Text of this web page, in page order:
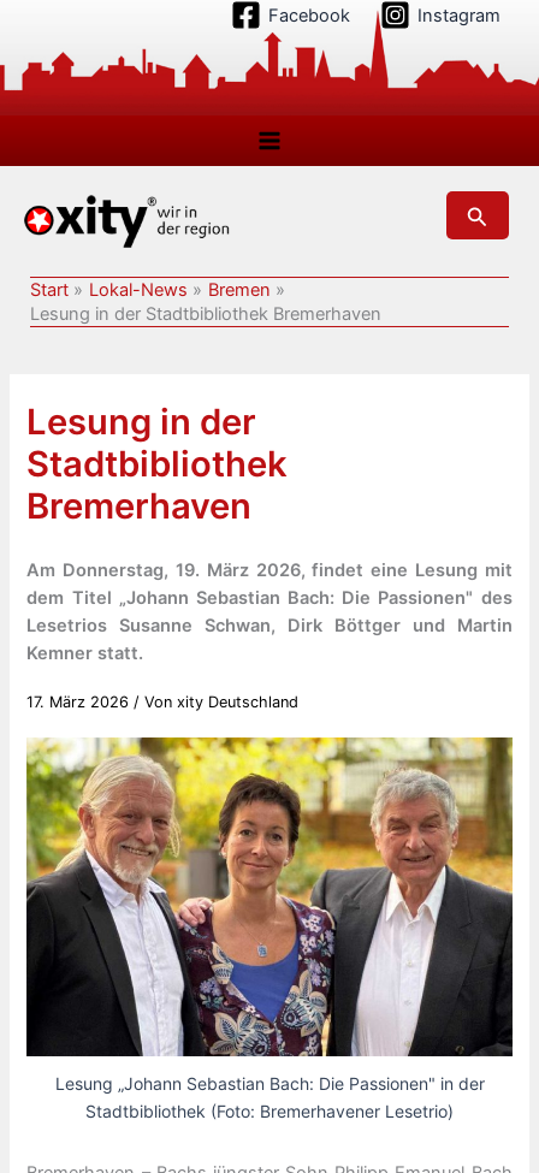
springen
Facebook Instagram
Suchen
Start Lokal-News
Bremen
Lesung in der Stadtbibliothek Bremerhaven
Lesung in der
Stadtbibliothek
Bremerhaven
Am Donnerstag, 19. März 2026, findet eine Lesung mit
dem Titel „Johann Sebastian Bach: Die Passionen" des
Lesetrios Susanne Schwan, Dirk Böttger und Martin
Kemner statt.
17. März 2026 / Vonxity Deutschland
Lesung „Johann Sebastian Bach: Die Passionen" in der
Stadtbibliothek (Foto: Bremerhavener Lesetrio)